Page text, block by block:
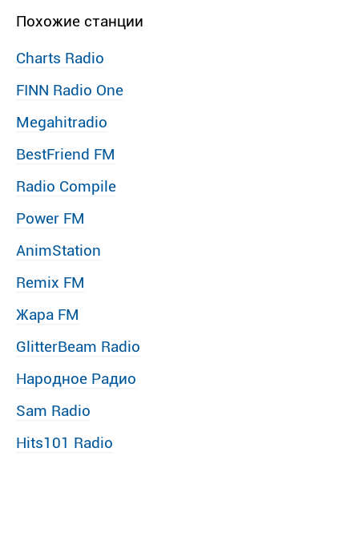
Похожие станции
Charts Radio
FINN Radio One
Megahitradio
BestFriend FM
Radio Compile
Power FM
AnimStation
Remix FM
Жара FM
GlitterBeam Radio
Народное Радио
Sam Radio
Hits101 Radio